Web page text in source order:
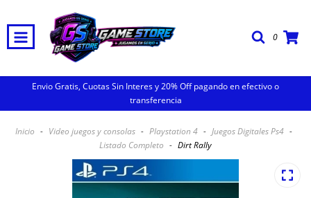
0
Envio Gratis, Cuotas Sin Interes y 20% Off pagando en efectivo o
transferencia
Inicio - Video juegos y consolas - Playstation 4 - Juegos Digitales Ps4 -
Listado Completo - Dirt Rally